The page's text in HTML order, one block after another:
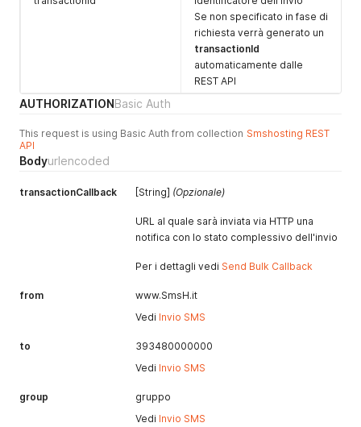
errore invio sms di test a
numero diverso da quello
di registrazione
405
500
Errore generico
Se non specificato in fase di
richiesta verrà generato un
transactionId
automaticamente dalle
REST API
AUTHORIZATIONBasic Auth
This request is using Basic Auth from collection Smshosting REST
API
Bodyurlencoded
transactionCallback [String] (Opzionale)
URL al quale sarà inviata via HTTP una
notifica con lo stato complessivo dell'invio
Per i dettagli vedi Send Bulk Callback
from
www.SmsH.it
Vedi Invio SMS
to
393480000000
Vedi Invio SMS
group
gruppo
Vedi Invio SMS